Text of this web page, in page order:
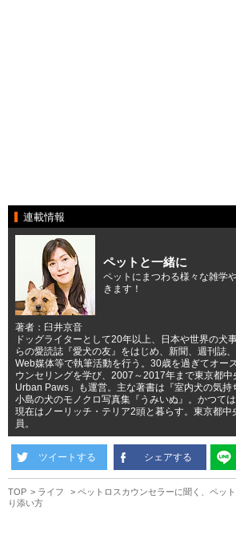
連載情報
ペットと一緒に
ペットにまつわる様々な雑学
きます！
著者：臼井京音
ドッグライターとして20年以上、日本や世界の犬
らの愛読誌『愛犬の友』をはじめ、新聞、週刊誌
Web媒体等で執筆活動を行う。30歳を過ぎてオー
ウンセリングを学び、2007～2017年まで東京都中
Urban Paws」も運営。主な著書は『室内犬の気持
小島の犬のモノクロ写真集『うみいぬ』。かつて
現在はノーリッチ・テリア2頭と暮らす。東京都中
員。
ツイートする シェアする
TOP ライフ
ペットロスカウンセラーに聞く、ペッ
り添い方